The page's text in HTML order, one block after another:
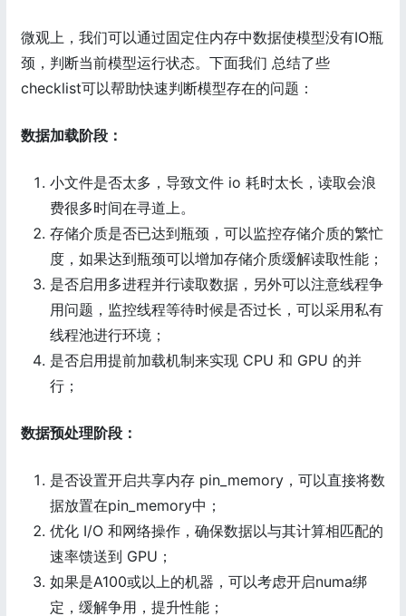
微观上，我们可以通过固定住内存中数据使模型没有IO瓶
颈，判断当前模型运行状态。下面我们 总结了些
checklist可以帮助快速判断模型存在的问题：
数据加载阶段：
小文件是否太多，导致文件 io 耗时太长，读取会浪
费很多时间在寻道上。
存储介质是否已达到瓶颈，可以监控存储介质的繁忙
度，如果达到瓶颈可以增加存储介质缓解读取性能；
是否启用多进程并行读取数据，另外可以注意线程争
用问题，监控线程等待时候是否过长，可以采用私有
线程池进行环境；
是否启用提前加载机制来实现 CPU 和 GPU 的并
行；
数据预处理阶段：
是否设置开启共享内存 pin_memory，可以直接将数
据放置在pin_memory中；
优化 I/O 和网络操作，确保数据以与其计算相匹配的
速率馈送到 GPU；
如果是A100或以上的机器，可以考虑开启numa绑
定，缓解争用，提升性能；